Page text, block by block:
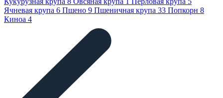
Ячневая крупа 6 Пшено 9 Пшеничная крупа 33 Попкорн 8
Киноа 4